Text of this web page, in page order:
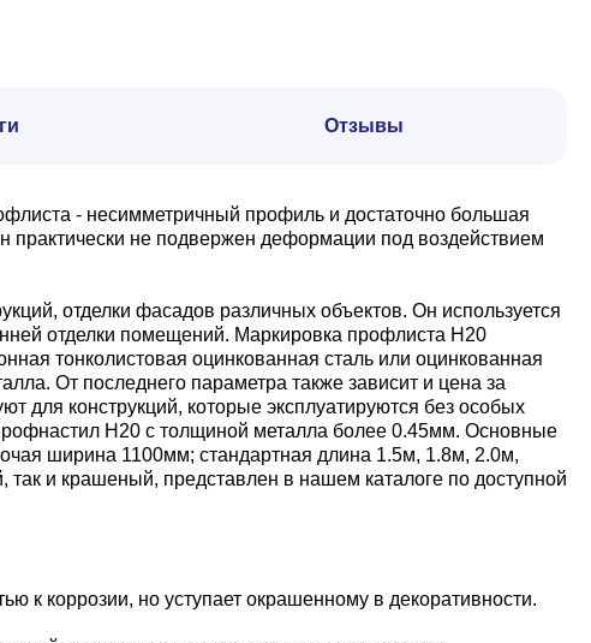
Отзывы
- несимметричный профиль и достаточно большая
практически не подвержен деформации под воздействием
отделки фасадов различных объектов. Он используется
отделки помещений. Маркировка профлиста Н20
тонколистовая оцинкованная сталь или оцинкованная
От последнего параметра также зависит и цена за
конструкций, которые эксплуатируются без особых
Н20 с толщиной металла более 0.45мм. Основные
ширина 1100мм; стандартная длина 1.5м, 1.8м, 2.0м,
и крашеный, представлен в нашем каталоге по доступной
к коррозии, но уступает окрашенному в декоративности.